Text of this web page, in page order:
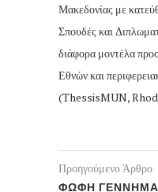
Μακεδονίας με
Σπουδές και
διάφορα μοντέλα
Εθνών και
(ThessisMUN,
Προηγούμενο Άρθρο
ΦΩΦΗ